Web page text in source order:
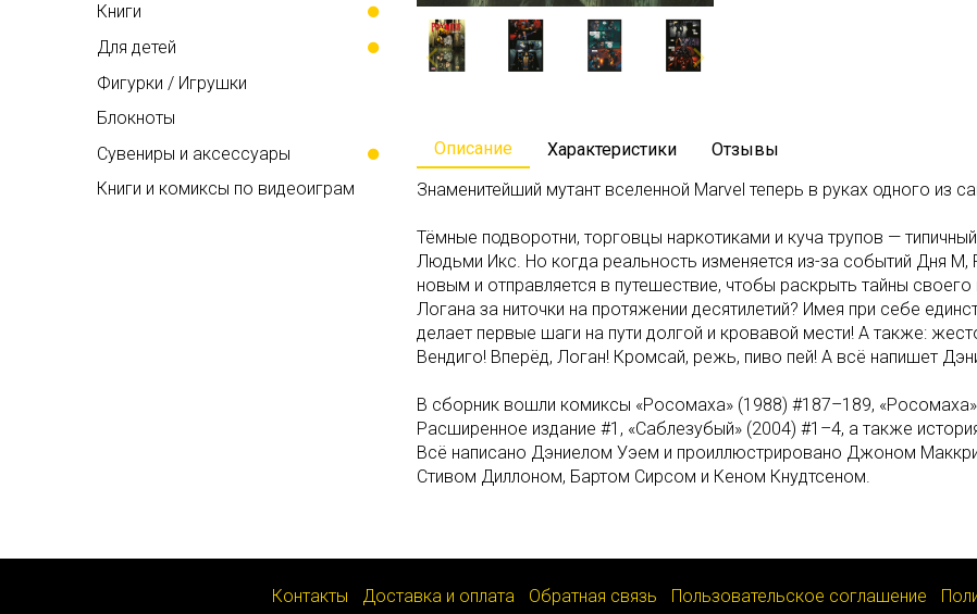
Описание
Знаменитейший мутант вселенной Marvel теперь в руках одного из
Тёмные подворотни, торговцы наркотиками и куча трупов —
Людьми Икс. Но когда реальность изменяется из-за событий Дня
новым и отправляется в путешествие, чтобы раскрыть тайны
Логана за ниточки на протяжении десятилетий? Имея при себе
делает первые шаги на пути долгой и кровавой мести! А также:
Вендиго! Вперёд, Логан! Кромсай, режь, пиво пей! А всё напишет
В сборник вошли комиксы «Росомаха» (1988) #187–189,
Расширенное издание #1, «Саблезубый» (2004) #1–4, а также
Всё написано Дэниелом Уэем и проиллюстрировано Джоном
Стивом Диллоном, Бартом Сирсом и Кеном Кнудтсеном.
Характеристики Отзывы
Книги
Для детей
Фигурки / Игрушки
Блокноты
Сувениры и аксессуары
Книги и комиксы по видеоиграм
Контакты Доставка и оплата Обратная связь Пользовательское соглашение